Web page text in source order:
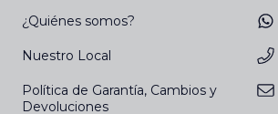
¿Quiénes somos?
Nuestro Local
Política de Garantía, Cambios y
Devoluciones